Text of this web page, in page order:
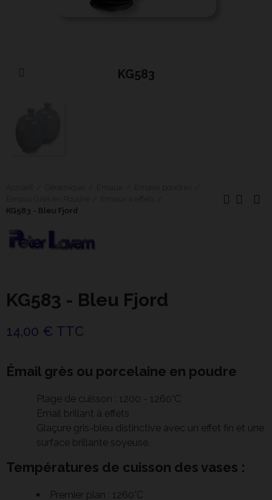
KG583
KG583 - Bleu Fjord
KG583 - Bleu Fjord
14,00 € TTC
Émail grès ou porcelaine en poudre
Plage de cuisson : 1200 - 1260°C
Email brillant à effets
Glaçure gris-bleu distinctive avec un effet fin et une
surface brillante soyeuse.
Températures de cuisson des vases :
Premier plan : 1260°C